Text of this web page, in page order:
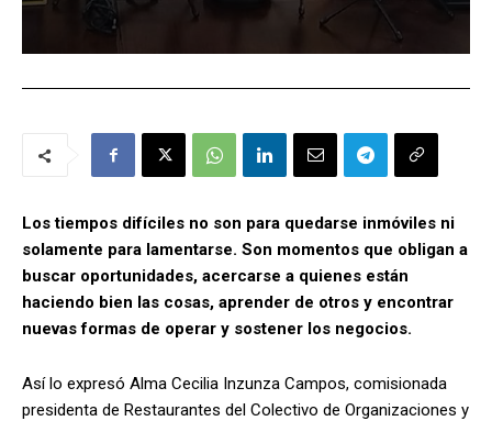
Los tiempos difíciles no son para quedarse inmóviles ni
solamente para lamentarse. Son momentos que obligan a
buscar oportunidades, acercarse a quienes están
haciendo bien las cosas, aprender de otros y encontrar
nuevas formas de operar y sostener los negocios.
Así lo expresó Alma Cecilia Inzunza Campos, comisionada
presidenta de Restaurantes del Colectivo de Organizaciones y